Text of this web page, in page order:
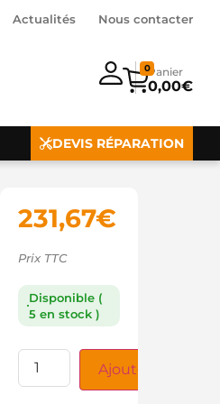
Actualités Nous contacter
0,00€
0
DEVIS RÉPARATION
231,67€
Prix TTC
Disponible (
5 en stock )
Ajouter au